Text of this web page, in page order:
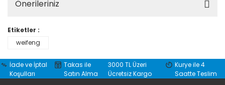
Önerileriniz
Etiketler :
weifeng
İade ve İptal
Koşulları
Takas ile
Satın Alma
3000 TL Üzeri
Ücretsiz Kargo
Kurye ile 4
Saatte Teslim